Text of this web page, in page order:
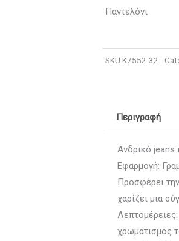
Παντελόνι
SKU K7552-32
Περιγραφή
Ανδρικό jeans
Εφαρμογή:
Προσφέρει
χαρίζει μια
χρωματισμός